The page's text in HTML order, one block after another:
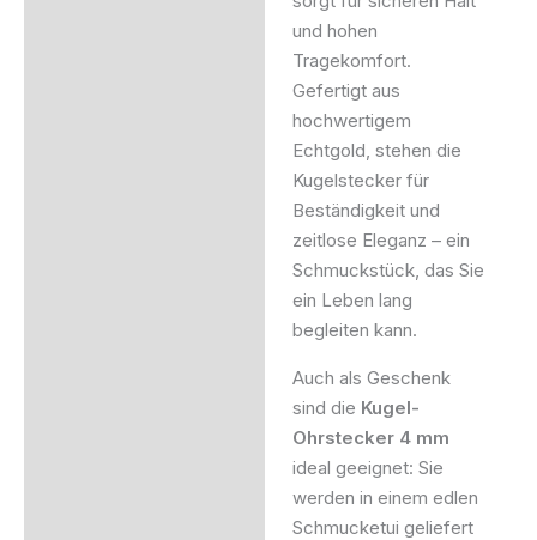
und hohen
Tragekomfort.
Gefertigt aus
hochwertigem
Echtgold, stehen die
Kugelstecker für
Beständigkeit und
zeitlose Eleganz – ein
Schmuckstück, das Sie
ein Leben lang
begleiten kann.
Auch als Geschenk
sind die Kugel-
Ohrstecker 4 mm
ideal geeignet: Sie
werden in einem edlen
Schmucketui geliefert